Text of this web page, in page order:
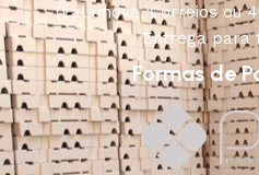
(Lalamove, Correios ou
Entrega para
Formas de